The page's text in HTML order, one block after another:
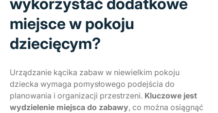
miejsce w pokoju
dziecięcym?
Urządzanie kącika zabaw w niewielkim pokoju
dziecka wymaga pomysłowego podejścia do
planowania i organizacji przestrzeni. Kluczowe jest
wydzielenie miejsca do zabawy, co można osiągnąć